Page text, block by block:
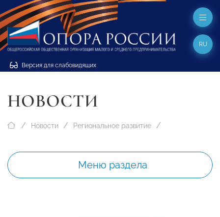
Версия для слабовидящих
RU
НОВОСТИ
Новости Региональное развитие
Меню раздела